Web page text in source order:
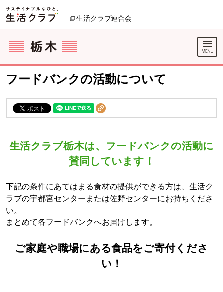
ページの先頭です。
生活クラブ連合会
ここからサイト内共通メニューです。
サイト内共通メニューをスキップする
サイト内共通メニューここまで。
フードバンクの活動について
生活クラブ栃木は、フードバンクの活動に
賛同しています！
下記の条件にあてはまる食材の提供ができる方は、生活ク
ラブの宇都宮センターまたは佐野センターにお持ちくださ
い。
まとめて各フードバンクへお届けします。
ご家庭や職場にある食品をご寄付くださ
い！